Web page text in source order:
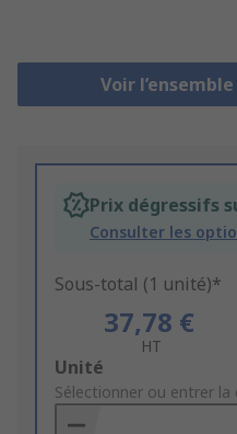
Voir
Prix dégressifs
Consulter les
Sous-total (1 unité)*
37,78 €
HT
Add
to
Basket
Unité
Sélectionner ou entrer la